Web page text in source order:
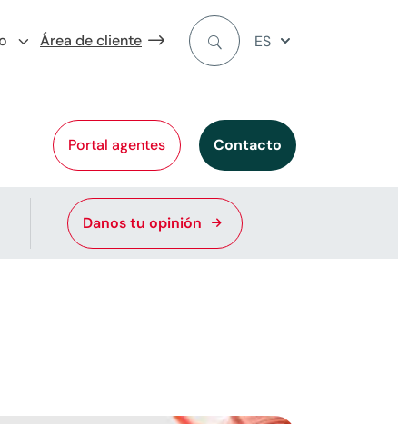
Área de cliente
Portal agentes Contacto
ES
Danos tu opinión